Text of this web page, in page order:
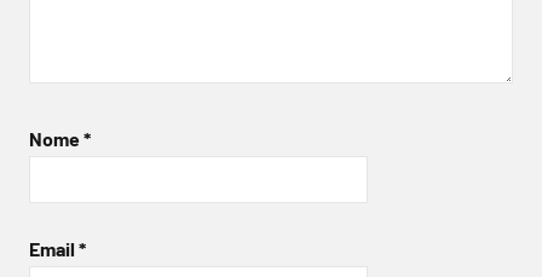
Nome*
Email *